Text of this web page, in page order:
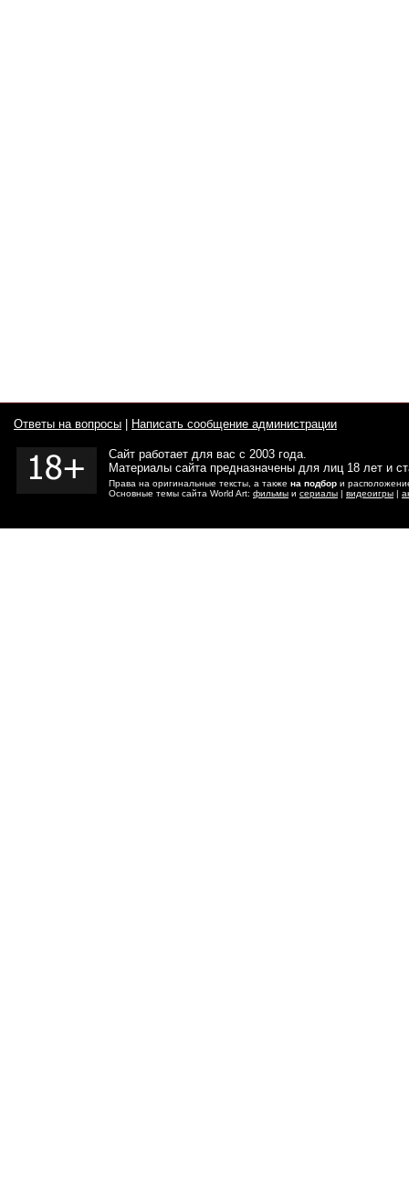
Ответы на вопросы Написать сообщение администрации
Сайт работает для вас с 2003 года.
Материалы сайта предназначены для лиц 18 лет и
Права на оригинальные тексты, а также на подбор и
Основные темы сайта World Art: фильмы и сериалы | видеоигры |